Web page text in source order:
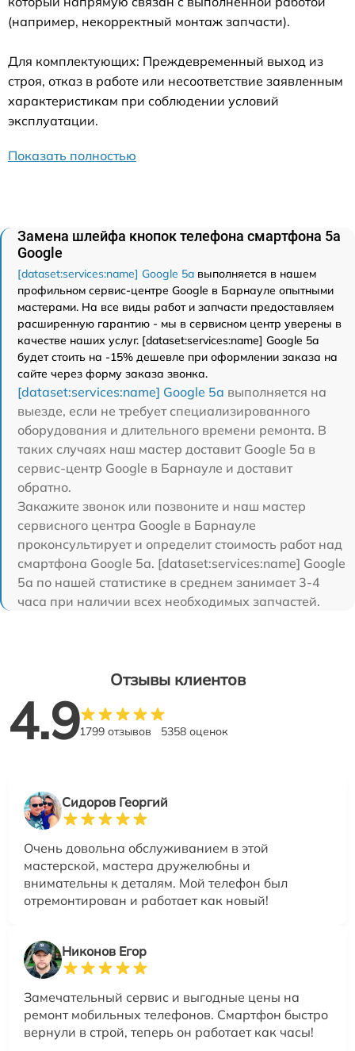
(например, некорректный монтаж запчасти).
Для комплектующих: Преждевременный выход из
строя, отказ в работе или несоответствие заявленным
характеристикам при соблюдении условий
эксплуатации.
Показать полностью
Замена шлейфа кнопок телефона смартфона 5a
Google
[dataset:services:name] Google 5a выполняется в нашем
профильном сервис-центре Google в Барнауле опытными
мастерами. На все виды работ и запчасти предоставляем
расширенную гарантию - мы в сервисном центр уверены в
качестве наших услуг. [dataset:services:name] Google 5a
будет стоить на -15% дешевле при оформлении заказа на
сайте через форму заказа звонка.
[dataset:services:name] Google 5a выполняется на
выезде, если не требует специализированного
оборудования и длительного времени ремонта. В
таких случаях наш мастер доставит Google 5a в
сервис-центр Google в Барнауле и доставит
обратно.
Закажите звонок или позвоните и наш мастер
сервисного центра Google в Барнауле
проконсультирует и определит стоимость работ над
смартфона Google 5a. [dataset:services:name] Google
5a по нашей статистике в среднем занимает 3-4
часа при наличии всех необходимых запчастей.
Отзывы клиентов
4.91799 отзывов 5358 оценок
Сидоров Георгий
Очень довольна обслуживанием в этой
мастерской, мастера дружелюбны и
внимательны к деталям. Мой телефон был
отремонтирован и работает как новый!
Никонов Егор
Замечательный сервис и выгодные цены на
ремонт мобильных телефонов. Смартфон быстро
вернули в строй, теперь он работает как часы!